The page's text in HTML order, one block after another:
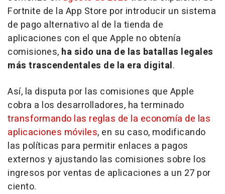
Fortnite de la App Store por introducir un sistema
de pago alternativo al de la tienda de
aplicaciones con el que Apple no obtenía
comisiones, ha sido una de las batallas legales
más trascendentales de la era digital.
Así, la disputa por las comisiones que Apple
cobra a los desarrolladores, ha terminado
transformando las reglas de la economía de las
aplicaciones móviles, en su caso, modificando
las políticas para permitir enlaces a pagos
externos y ajustando las comisiones sobre los
ingresos por ventas de aplicaciones a un 27 por
ciento.